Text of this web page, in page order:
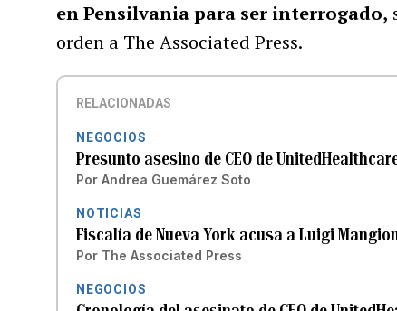
en Pensilvania para ser interrogado,
orden a The Associated Press.
RELACIONADAS
NEGOCIOS
Presunto asesino de CEO de
Por Andrea Guemárez Soto
NOTICIAS
Fiscalía de Nueva York acusa a Luigi
Por The Associated Press
NEGOCIOS